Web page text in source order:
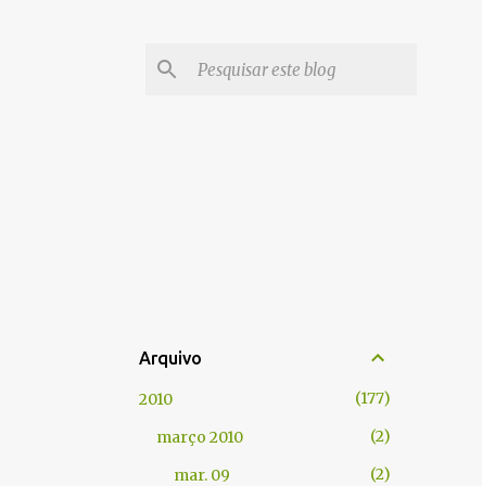
Arquivo
2010
177
março 2010
2
mar. 09
2